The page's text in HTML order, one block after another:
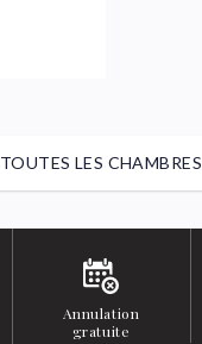
TOUTES LES CHAMBRES
Annulation
gratuite